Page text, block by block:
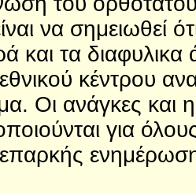
να σημειωθεί
και τα διαφυλικα
κέντρου
Οι ανάγκες και
για